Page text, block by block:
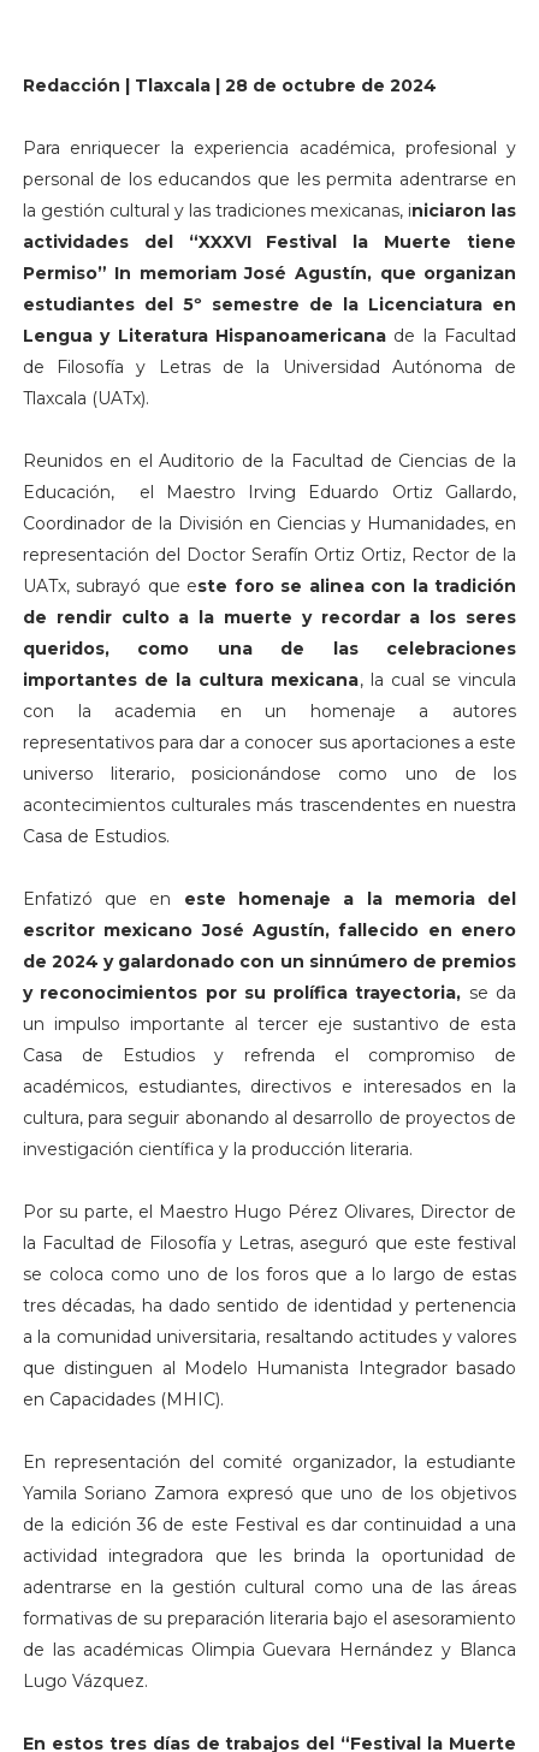
Redacción | Tlaxcala | 28 de octubre de 2024
Para enriquecer la experiencia académica, profesional y
personal de los educandos que les permita adentrarse en
la gestión cultural y las tradiciones mexicanas, iniciaron las
actividades del “XXXVI Festival la Muerte tiene
Permiso” In memoriam José Agustín, que organizan
estudiantes del 5º semestre de la Licenciatura en
Lengua y Literatura Hispanoamericana de la Facultad
de Filosofía y Letras de la Universidad Autónoma de
Tlaxcala (UATx).
Reunidos en el Auditorio de la Facultad de Ciencias de la
Educación, el Maestro Irving Eduardo Ortiz Gallardo,
Coordinador de la División en Ciencias y Humanidades, en
representación del Doctor Serafín Ortiz Ortiz, Rector de la
UATx, subrayó que este foro se alinea con la tradición
de rendir culto a la muerte y recordar a los seres
queridos, como una de las celebraciones
importantes de la cultura mexicana, la cual se vincula
con la academia en un homenaje a autores
representativos para dar a conocer sus aportaciones a este
universo literario, posicionándose como uno de los
acontecimientos culturales más trascendentes en nuestra
Casa de Estudios.
Enfatizó que en este homenaje a la memoria del
escritor mexicano José Agustín, fallecido en enero
de 2024 y galardonado con un sinnúmero de premios
y reconocimientos por su prolífica trayectoria, se da
un impulso importante al tercer eje sustantivo de esta
Casa de Estudios y refrenda el compromiso de
académicos, estudiantes, directivos e interesados en la
cultura, para seguir abonando al desarrollo de proyectos de
investigación científica y la producción literaria.
Por su parte, el Maestro Hugo Pérez Olivares, Director de
la Facultad de Filosofía y Letras, aseguró que este festival
se coloca como uno de los foros que a lo largo de estas
tres décadas, ha dado sentido de identidad y pertenencia
a la comunidad universitaria, resaltando actitudes y valores
que distinguen al Modelo Humanista Integrador basado
en Capacidades (MHIC).
En representación del comité organizador, la estudiante
Yamila Soriano Zamora expresó que uno de los objetivos
de la edición 36 de este Festival es dar continuidad a una
actividad integradora que les brinda la oportunidad de
adentrarse en la gestión cultural como una de las áreas
formativas de su preparación literaria bajo el asesoramiento
de las académicas Olimpia Guevara Hernández y Blanca
Lugo Vázquez.
En estos tres días de trabajos del “Festival la Muerte